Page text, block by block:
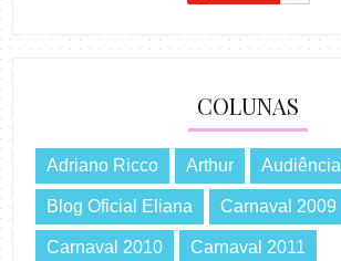
COLUNAS
Adriano Ricco Arthur Audiência
Blog Oficial Eliana Carnaval 2009
Carnaval 2010 Carnaval 2011